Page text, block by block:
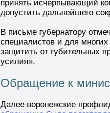
принять исчерпывающий
допустить дальнейшего
В письме губернатору
специалистов и для многих
защитить от губительных
усилия».
Обращение к
Далее воронежские